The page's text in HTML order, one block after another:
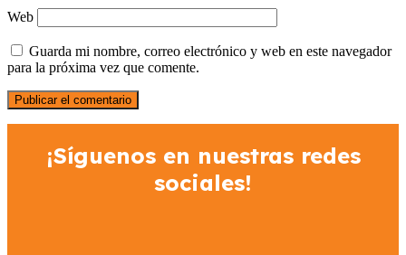
Web
Guarda mi nombre, correo electrónico y web en este navegador
para la próxima vez que comente.
¡Síguenos en nuestras redes
sociales!